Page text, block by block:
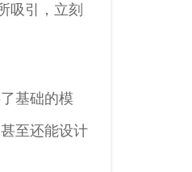
吸引，立刻
基础的模
至还能设计